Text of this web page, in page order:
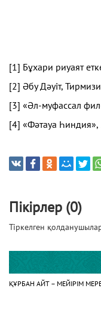
[1] Бұхари риуаят
[2] Әбу Дәуіт,
[3] «Әл-муфассал
[4] «Фәтауа
Пікірлер (0)
Тіркелген
ҚҰРБАН АЙТ – МЕЙІРІМ